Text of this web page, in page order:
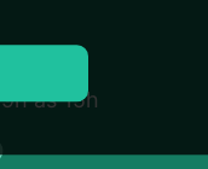
às 15h